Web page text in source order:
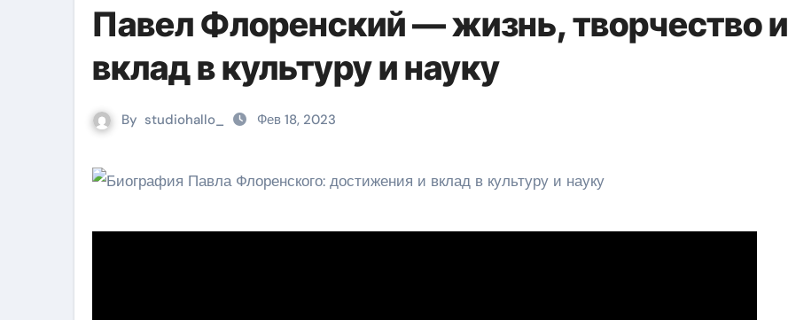
Павел Флоренский — жизнь, творчество и
вклад в культуру и науку
By studiohallo_ Фев 18, 2023